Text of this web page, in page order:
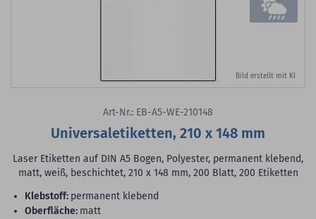
Bild erstellt mit KI
Art-Nr.: EB-A5-WE-210148
Universaletiketten, 210 x 148 mm
Laser Etiketten auf DIN A5 Bogen, Polyester, permanent klebend,
matt, weiß, beschichtet, 210 x 148 mm, 200 Blatt, 200 Etiketten
Klebstoff: permanent klebend
Oberfläche: matt